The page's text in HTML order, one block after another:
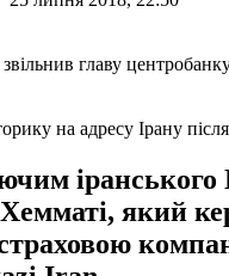
на адресу Ірану
іранського
який